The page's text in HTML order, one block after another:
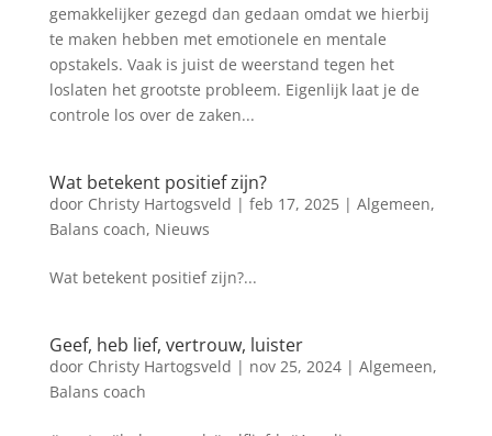
gemakkelijker gezegd dan gedaan omdat we hierbij
te maken hebben met emotionele en mentale
opstakels. Vaak is juist de weerstand tegen het
loslaten het grootste probleem. Eigenlijk laat je de
controle los over de zaken...
Wat betekent positief zijn?
door Christy Hartogsveld | feb 17, 2025| Algemeen,
Balans coach, Nieuws
Wat betekent positief zijn?...
Geef, heb lief, vertrouw, luister
door Christy Hartogsveld | nov 25, 2024| Algemeen,
Balans coach